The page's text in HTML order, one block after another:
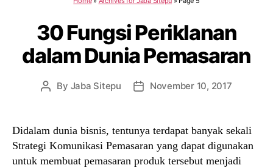
30 Fungsi Periklanan
dalam Dunia Pemasaran
Post
By Jaba Sitepu
PostNovember 10, 2017
Didalam dunia bisnis, tentunya terdapat banyak sekali
Strategi Komunikasi Pemasaran yang dapat digunakan
untuk membuat pemasaran produk tersebut menjadi